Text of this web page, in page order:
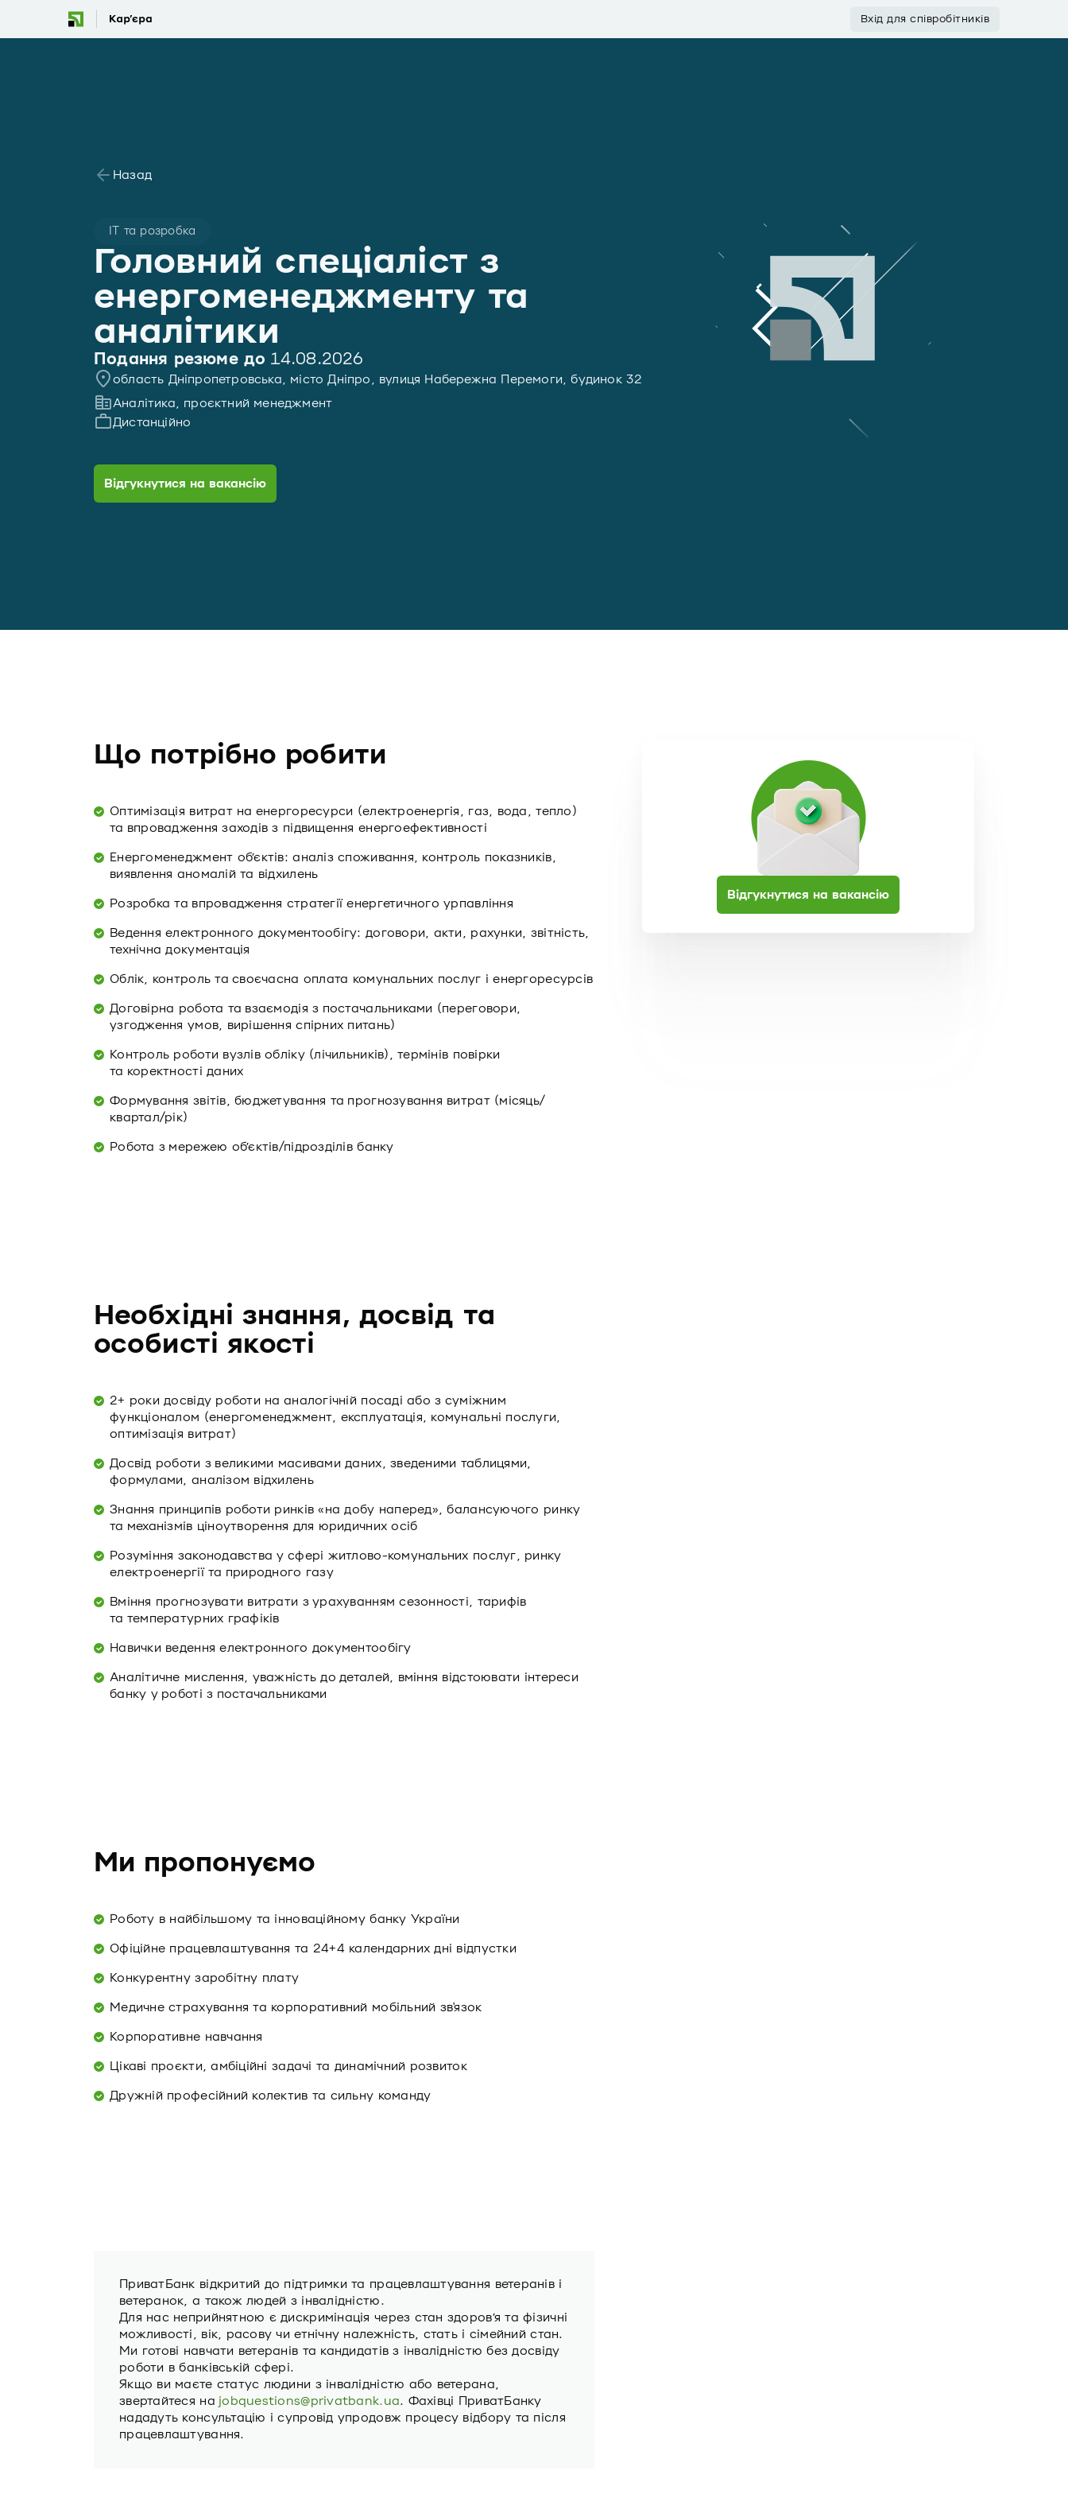
Вхід для співробітників
Назад
IT та розробка
Головний спеціаліст з
енергоменеджменту та
аналітики
Подання резюме до 14.08.2026
область Дніпропетровська, місто Дніпро, вулиця Набережна Перемоги, будинок 32
Аналітика, проєктний менеджмент
Дистанційно
Відгукнутися на вакансію
Що потрібно робити
Оптимізація витрат на енергоресурси (електроенергія, газ, вода, тепло)
та впровадження заходів з підвищення енергоефективності
Енергоменеджмент обʼєктів: аналіз споживання, контроль показників,
виявлення аномалій та відхилень
Розробка та впровадження стратегії енергетичного урпавління
Ведення електронного документообігу: договори, акти, рахунки, звітність,
технічна документація
Облік, контроль та своєчасна оплата комунальних послуг і енергоресурсів
Договірна робота та взаємодія з постачальниками (переговори,
узгодження умов, вирішення спірних питань)
Контроль роботи вузлів обліку (лічильників), термінів повірки
та коректності даних
Формування звітів, бюджетування та прогнозування витрат (місяць/
квартал/рік)
Робота з мережею обʼєктів/підрозділів банку
Необхідні знання, досвід та
особисті якості
2+ роки досвіду роботи на аналогічній посаді або з суміжним
функціоналом (енергоменеджмент, експлуатація, комунальні послуги,
оптимізація витрат)
Досвід роботи з великими масивами даних, зведеними таблицями,
формулами, аналізом відхилень
Знання принципів роботи ринків «на добу наперед», балансуючого ринку
та механізмів ціноутворення для юридичних осіб
Розуміння законодавства у сфері житлово-комунальних послуг, ринку
електроенергії та природного газу
Вміння прогнозувати витрати з урахуванням сезонності, тарифів
та температурних графіків
Навички ведення електронного документообігу
Аналітичне мислення, уважність до деталей, вміння відстоювати інтереси
банку у роботі з постачальниками
Ми пропонуємо
Роботу в найбільшому та інноваційному банку України
Офіційне працевлаштування та 24+4 календарних дні відпустки
Конкурентну заробітну плату
Медичне страхування та корпоративний мобільний зв'язок
Корпоративне навчання
Цікаві проєкти, амбіційні задачі та динамічний розвиток
Дружній професійний колектив та сильну команду
ПриватБанк відкритий до підтримки та працевлаштування ветеранів i
ветеранок, а також людей з інвалідністю.
Для нас неприйнятною є дискримінація через стан здоров’я та фізичні
можливості, вік, расову чи етнічну належність, стать і сімейний стан.
Ми готові навчати ветеранів та кандидатів з інвалідністю без досвіду
роботи в банківській сфері.
Якщо ви маєте статус людини з інвалідністю або ветерана,
звертайтеся на jobquestions@privatbank.ua. Фахівці ПриватБанку
нададуть консультацію і супровід упродовж процесу відбору та після
працевлаштування.
Відгукнутися на вакансію